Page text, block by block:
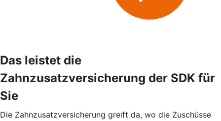
Das leistet die
Zahnzusatzversicherung der SDK für
Sie
Die Zahnzusatzversicherung greift da, wo die Zuschüsse